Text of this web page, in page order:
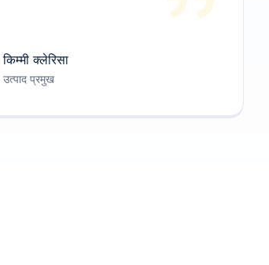
किम्मी क्लेरिसा
उत्पाद प्रमुख